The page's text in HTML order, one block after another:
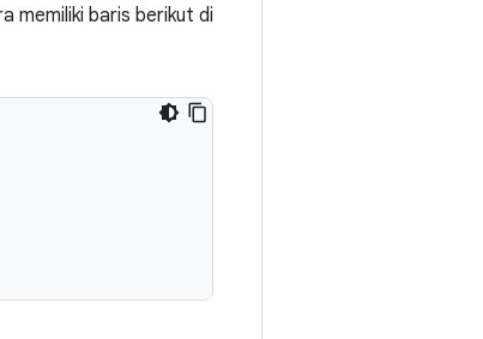
memiliki baris berikut di